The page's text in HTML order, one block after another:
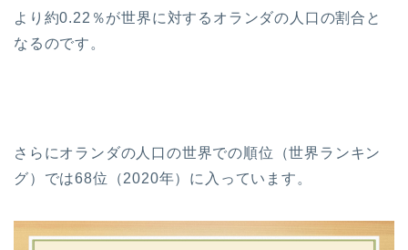
より約0.22％が世界に対するオランダの人口の割合と
なるのです。
さらにオランダの人口の世界での順位（世界ランキン
グ）では68位（2020年）に入っています。